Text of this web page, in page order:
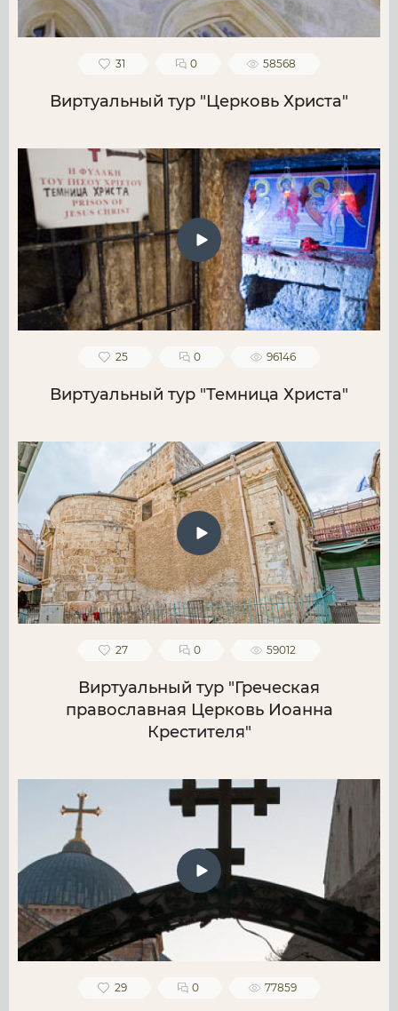
31 0 58568
Виртуальный тур "Церковь Христа"
25 0 96146
Виртуальный тур "Темница Христа"
27 0 59012
Виртуальный тур "Греческая
православная Церковь Иоанна
Крестителя"
29 0 77859